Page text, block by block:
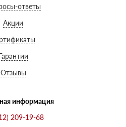
ответы
Акции
Отзывы
информация
209-19-68